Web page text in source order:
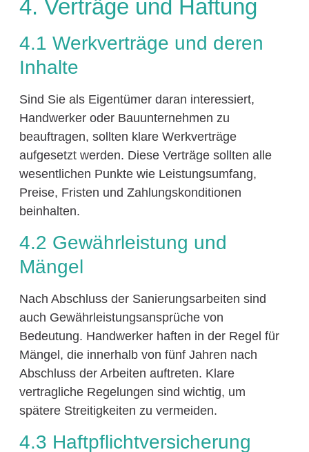
4. Verträge und Haftung
4.1 Werkverträge und deren
Inhalte
Sind Sie als Eigentümer daran interessiert,
Handwerker oder Bauunternehmen zu
beauftragen, sollten klare Werkverträge
aufgesetzt werden. Diese Verträge sollten alle
wesentlichen Punkte wie Leistungsumfang,
Preise, Fristen und Zahlungskonditionen
beinhalten.
4.2 Gewährleistung und
Mängel
Nach Abschluss der Sanierungsarbeiten sind
auch Gewährleistungsansprüche von
Bedeutung. Handwerker haften in der Regel für
Mängel, die innerhalb von fünf Jahren nach
Abschluss der Arbeiten auftreten. Klare
vertragliche Regelungen sind wichtig, um
spätere Streitigkeiten zu vermeiden.
4.3 Haftpflichtversicherung